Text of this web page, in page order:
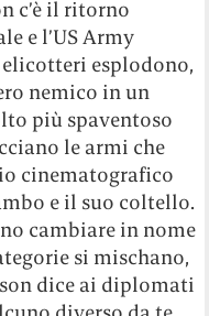
c’è il ritorno
e l’US Army
esplodono,
nemico in un
più spaventoso
le armi che
cinematografico
e il suo coltello.
cambiare in nome
si mischano,
dice ai diplomati